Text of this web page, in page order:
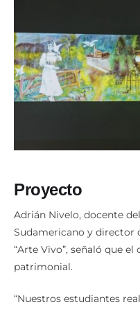
Proyecto
Adrián Nivelo, docente
Sudamericano y director
“Arte Vivo”, señaló que
patrimonial.
“Nuestros estudiantes